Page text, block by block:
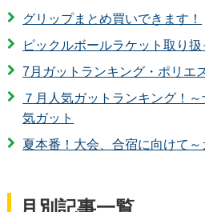
グリップまとめ買いできます！
ピックルボールラケット取り扱
7月ガットランキング・ポリエ
７月人気ガットランキング！
気ガット
夏本番！大会、合宿に向けて